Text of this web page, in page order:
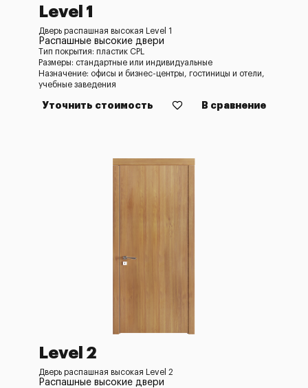
Level 1
Дверь распашная высокая Level 1
Распашные высокие двери
Тип покрытия: пластик CPL
Размеры: стандартные или индивидуальные
Назначение: офисы и бизнес-центры, гостиницы и отели,
учебные заведения
Уточнить стоимость В сравнение
Level 2
Дверь распашная высокая Level 2
Распашные высокие двери